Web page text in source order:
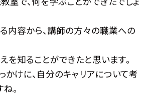
内容から、講師の方々の職業への
を知ることができたと思います。
かけに、自分のキャリアについて考
。